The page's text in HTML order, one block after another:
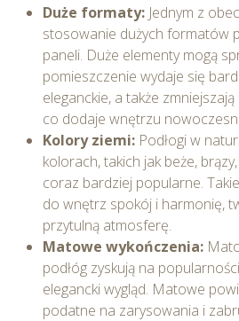
z wykorzystywaniem plików
przetwarzane są przez Spravia
usługodawcę Serwisu w ww.
również przetwarzane przez
o.o. W związku z powyższym
dostępu do swoich danych
usunięcia, ograniczenia
sprzeciwu wobec przetwarzania,
wniesienia skargi do Prezesa
Osobowych. Szczegółowe
wykorzystywanych w Serwisie
dotyczące prywatności związane
Serwisu dostępne są wPolityce
cookie.
Duże formaty: Jednym z
stosowanie dużych formatów
paneli. Duże elementy mogą
pomieszczenie wydaje się
eleganckie, a także
co dodaje wnętrzu
Kolory ziemi: Podłogi w
kolorach, takich jak beże,
coraz bardziej popularne.
do wnętrz spokój i harmonię,
przytulną atmosferę.
Matowe wykończenia:
podłóg zyskują na
elegancki wygląd. Matowe
podatne na zarysowania i